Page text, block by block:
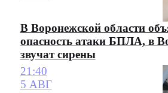
В Воронежской области
опасность атаки БПЛА, в
звучат сирены
21:40
5 АВГ